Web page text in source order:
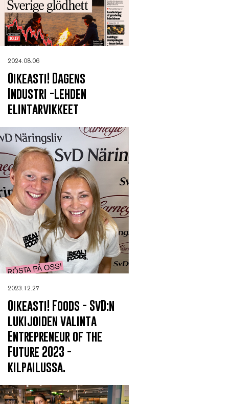
2024.08.06
Oikeasti! Dagens
Industri -lehden
elintarvikkeet
2023.12.27
Oikeasti! Foods - SvD:n
lukijoiden valinta
Entrepreneur of the
Future 2023 -
kilpailussa.